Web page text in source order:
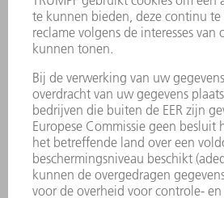
kan elk stuk
worden geïdentificeerd.
De werkbereiken zijn
verzoek verkrijgbaar.
Voor hoge nesting
gereedschap met